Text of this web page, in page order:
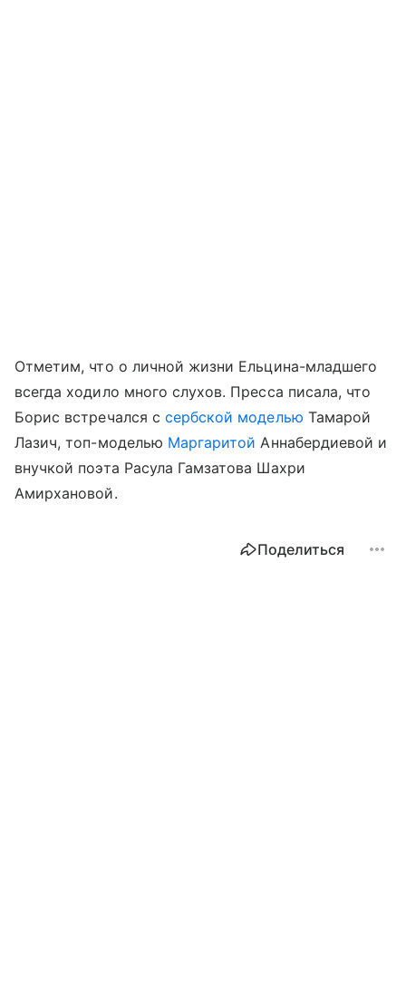
Отметим, что о личной жизни Ельцина-младшего
всегда ходило много слухов. Пресса писала, что
Борис встречался с сербской моделью Тамарой
Лазич, топ-моделью Маргаритой Аннабердиевой и
внучкой поэта Расула Гамзатова Шахри
Амирхановой.
Поделиться